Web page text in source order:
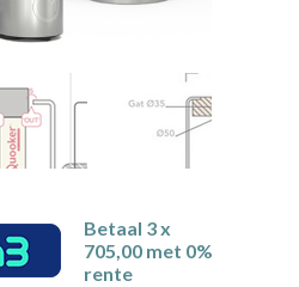
Betaal 3 x
705,00 met 0%
rente